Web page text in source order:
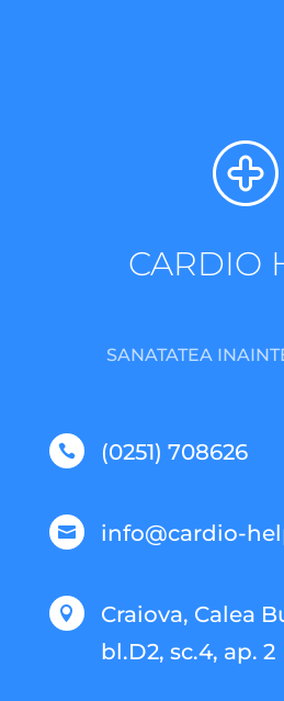
CARDIO
SANATATEA
 (0251) 708626
 info@cardio-

Craiova, Calea
bl.D2, sc.4, ap. 2